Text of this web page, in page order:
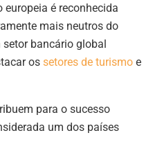
é reconhecida
mais neutros do
bancário global
os setores de turismo e
para o sucesso
um dos países